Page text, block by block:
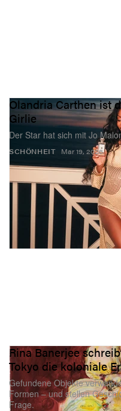
SCHÖNHEIT
Olandria Carthen ist
Girlie
Der Star hat sich mit Jo
Mar 19, 2026
Rina Banerjee
Tokyo die koloniale
Gefundene Objekte
Formen – und stellen
Frage.